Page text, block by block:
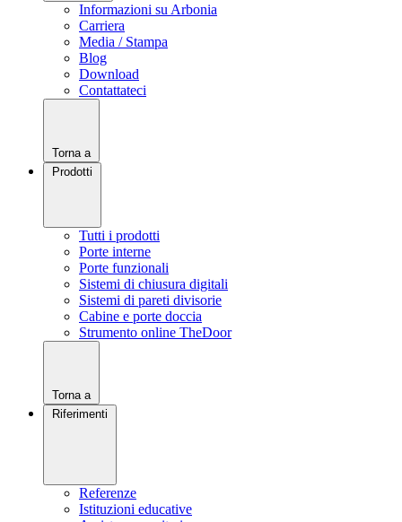
Informazioni su Arbonia
Carriera
Media / Stampa
Blog
Download
Contattateci
Torna a
Prodotti
Tutti i prodotti
Porte interne
Porte funzionali
Sistemi di chiusura digitali
Sistemi di pareti divisorie
Cabine e porte doccia
Strumento online TheDoor
Torna a
Riferimenti
Referenze
Istituzioni educative